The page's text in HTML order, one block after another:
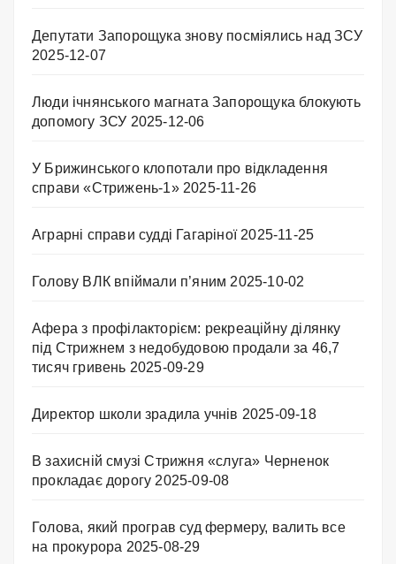
Депутати Запорощука знову посміялись над ЗСУ
2025-12-07
Люди ічнянського магната Запорощука блокують
допомогу ЗСУ 2025-12-06
У Брижинського клопотали про відкладення
справи «Стрижень-1» 2025-11-26
Аграрні справи судді Гагаріної 2025-11-25
Голову ВЛК впіймали п’яним 2025-10-02
Афера з профілакторієм: рекреаційну ділянку
під Стрижнем з недобудовою продали за 46,7
тисяч гривень 2025-09-29
Директор школи зрадила учнів 2025-09-18
В захисній смузі Стрижня «слуга» Черненок
прокладає дорогу 2025-09-08
Голова, який програв суд фермеру, валить все
на прокурора 2025-08-29